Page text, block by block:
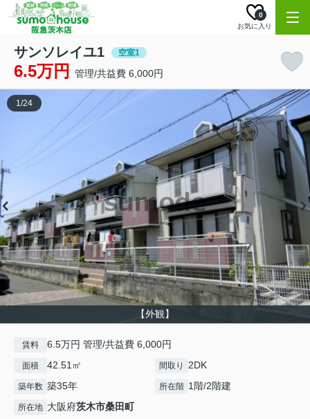
お気に入り
0
サンソレイユ1 空室1
6.5万円 管理/共益費 6,000円
【外観】
1/24
賃料 6.5万円 管理/共益費 6,000円
面積 42.51㎡ 間取り 2DK
築年数 築35年 所在階 1階/2階建
所在地 大阪府茨木市桑田町